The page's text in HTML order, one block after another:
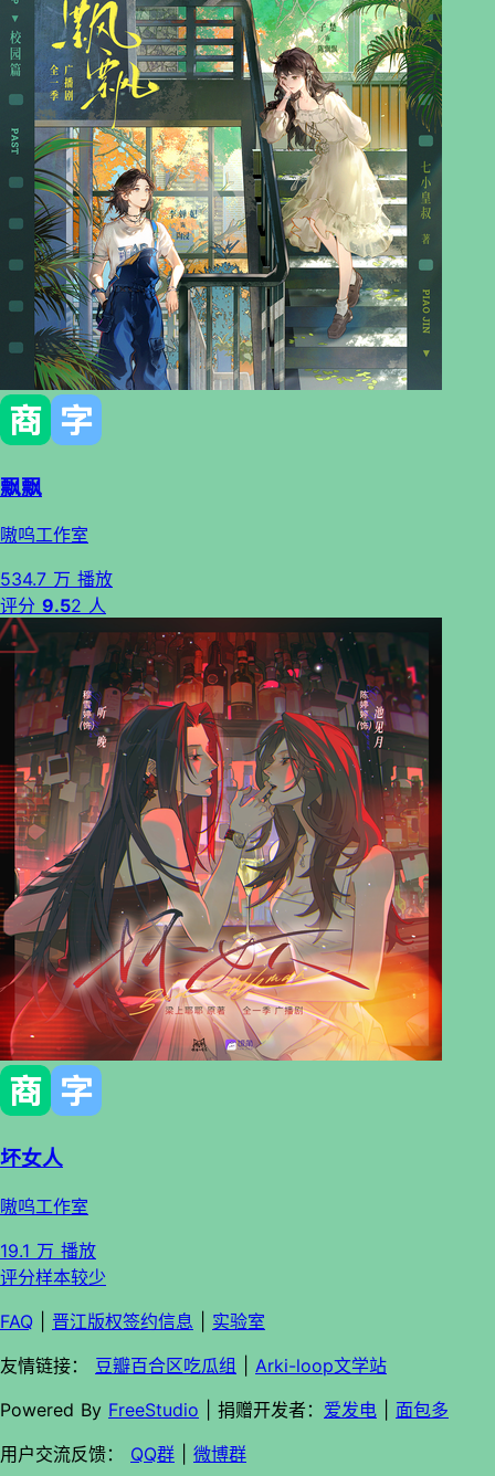
飘飘
嗷呜工作室
534.7 万 播放
评分 9.52 人
坏女人
嗷呜工作室
19.1 万 播放
评分样本较少
FAQ
晋江版权签约信息
实验室
友情链接： 豆瓣百合区吃瓜组
Arki-loop文学站
Powered By FreeStudio | 捐赠开发者： 爱发电
面包多
用户交流反馈： QQ群 微博群